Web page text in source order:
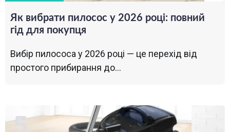
Як вибрати пилосос у 2026 році: повний
гід для покупця
Вибір пилососа у 2026 році — це перехід від
простого прибирання до...